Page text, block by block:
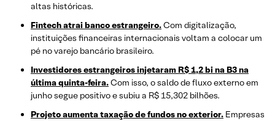
altas históricas.
Fintech atrai banco estrangeiro.Com digitalização,
instituições financeiras internacionais voltam a colocar um
pé no varejo bancário brasileiro.
Investidores estrangeiros injetaram R$ 1,2 bi na B3 na
última quinta-feira.Com isso, o saldo de fluxo externo em
junho segue positivo e subiu a R$ 15,302 bilhões.
Projeto aumenta taxação de fundos no exterior. Empresas